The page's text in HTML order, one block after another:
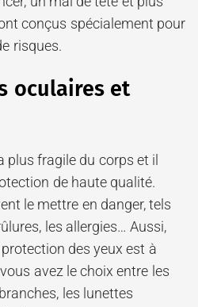
conçus spécialement pour
risques.
oculaires et
plus fragile du corps et il
de haute qualité.
le mettre en danger, tels
les allergies… Aussi,
des yeux est à
avez le choix entre les
les lunettes